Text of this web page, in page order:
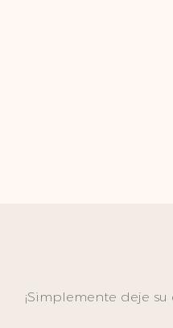
¡Simplemente deje